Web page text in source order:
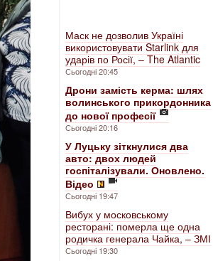
Маск не дозволив Україні
використовувати Starlink для
ударів по Росії, – The Atlantic
Сьогодні 20:45
Дрони замість керма: шлях
волинського прикордонника
до нової професії
Сьогодні 20:16
У Луцьку зіткнулися два
авто: двох людей
госпіталізували. Оновлено.
Відео
Сьогодні 19:47
Вибух у московському
ресторані: померла ще одна
родичка генерала Чайка, – ЗМІ
Сьогодні 19:30